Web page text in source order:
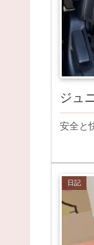
ジュ
安全と
日記